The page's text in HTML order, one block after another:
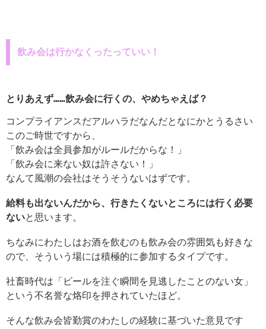
飲み会は行かなくったっていい！
とりあえず……飲み会に行くの、やめちゃえば？
コンプライアンスだアルハラだなんだとなにかとうるさい
このご時世ですから、
「飲み会は全員参加がルールだからな！」
「飲み会に来ない奴は許さない！」
なんて風潮の会社はそうそうないはずです。
給料も出ないんだから、行きたくないところには行く必要
ないと思います。
ちなみにわたしはお酒を飲むのも飲み会の雰囲気も好きな
ので、そういう場には積極的に参加するタイプです。
社畜時代は「ビールを注ぐ瞬間を見逃したことのない女」
という不名誉な烙印を押されていたほど。
そんな飲み会皆勤賞のわたしの経験に基づいた意見です